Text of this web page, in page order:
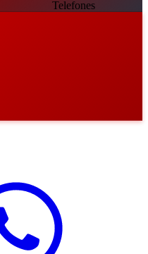
Telefones